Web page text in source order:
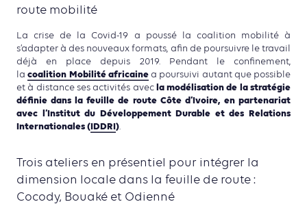
route mobilité
La crise de la Covid-19 a poussé la coalition mobilité à
s’adapter à des nouveaux formats, afin de poursuivre le travail
déjà en place depuis 2019. Pendant le confinement,
lacoalition Mobilité africainea poursuivi autant que possible
et à distance ses activités avec la modélisationde la stratégie
définie dans la feuille de route Côte d’Ivoire, en partenariat
avec l’Institut du Développement Durable et des Relations
Internationales (IDDRI).
Trois ateliers en présentiel pour intégrer la
dimension locale dans la feuille de route :
Cocody, Bouaké et Odienné